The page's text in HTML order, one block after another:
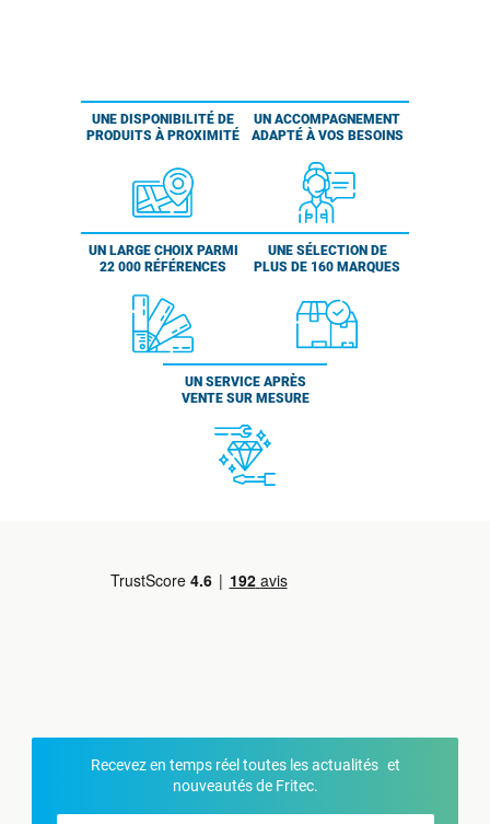
UNE DISPONIBILITÉ DE
PRODUITS À PROXIMITÉ
UN ACCOMPAGNEMENT
ADAPTÉ À VOS BESOINS
UN LARGE CHOIX PARMI
22 000 RÉFÉRENCES
UNE SÉLECTION DE
PLUS DE 160 MARQUES
UN SERVICE APRÈS
VENTE SUR MESURE
Recevez en temps réel toutes les actualités et
nouveautés de Fritec.